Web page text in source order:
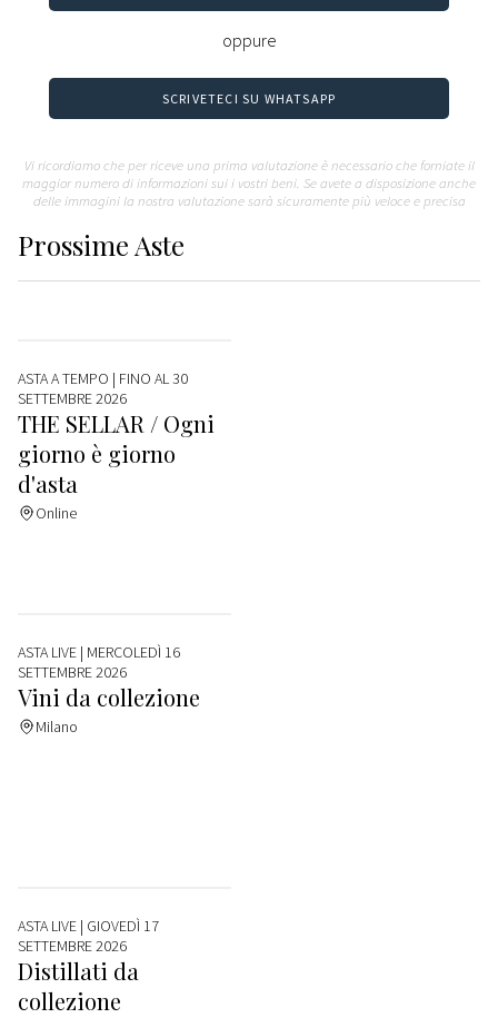
oppure
SCRIVETECI SU WHATSAPP
Vi ricordiamo che per riceve una prima valutazione è necessario che forniate il
maggior numero di informazioni sui i vostri beni. Se avete a disposizione anche
delle immagini la nostra valutazione sarà sicuramente più veloce e precisa
Prossime Aste
ASTA A TEMPO | FINO AL 30
SETTEMBRE 2026
THE SELLAR / Ogni
giorno è giorno
d'asta
Online
ASTA LIVE | MERCOLEDÌ 16
SETTEMBRE 2026
Vini da collezione
Milano
ASTA LIVE | GIOVEDÌ 17
SETTEMBRE 2026
Distillati da
collezione